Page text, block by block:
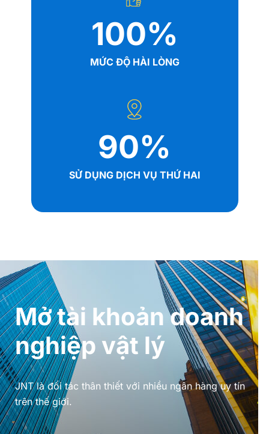
100%
MỨC ĐỘ HÀI LÒNG
90%
SỬ DỤNG DỊCH VỤ THỨ HAI
Mở tài khoản doanh
nghiệp vật lý
JNT là đối tác thân thiết với nhiều ngân hàng uy tín
trên thế giới.